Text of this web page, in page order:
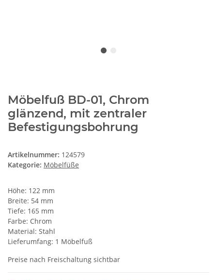
Möbelfuß BD-01, Chrom
glänzend, mit zentraler
Befestigungsbohrung
Artikelnummer: 124579
Kategorie: Möbelfüße
Höhe: 122 mm
Breite: 54 mm
Tiefe: 165 mm
Farbe: Chrom
Material: Stahl
Lieferumfang: 1 Möbelfuß
Preise nach Freischaltung sichtbar